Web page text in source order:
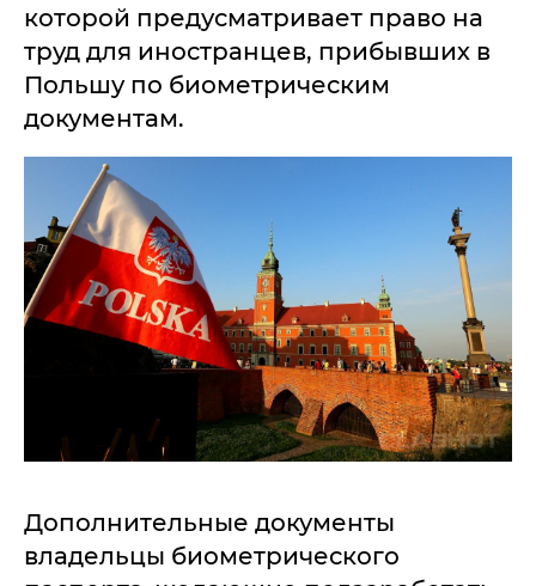
которой предусматривает право на
труд для иностранцев, прибывших в
Польшу по биометрическим
документам.
Дополнительные документы
владельцы биометрического